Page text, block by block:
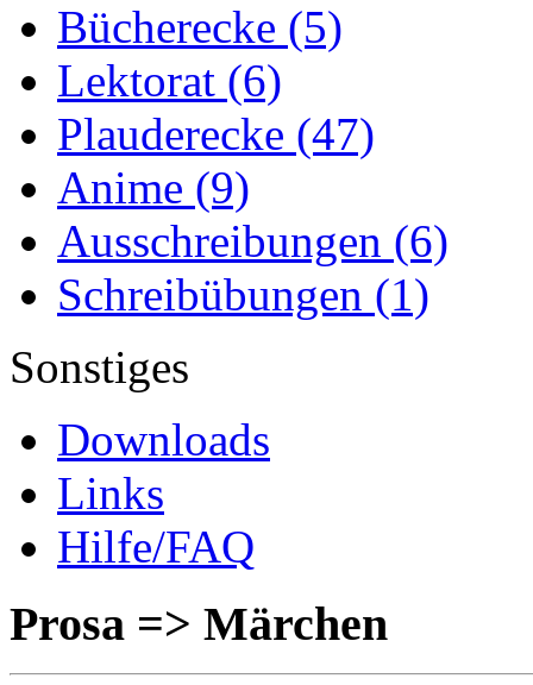
Bücherecke (5)
Lektorat (6)
Plauderecke (47)
Anime (9)
Ausschreibungen (6)
Schreibübungen (1)
Sonstiges
Downloads
Links
Hilfe/FAQ
Prosa => Märchen